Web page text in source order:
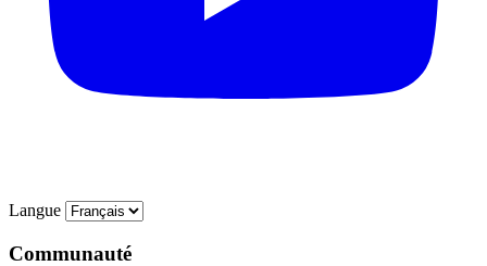
Langue
Communauté